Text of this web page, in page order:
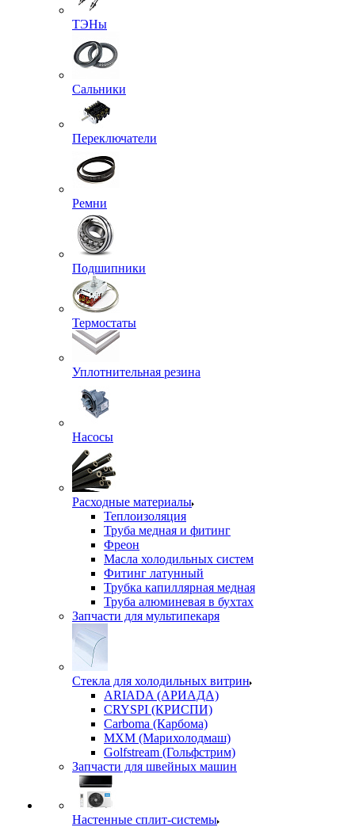
ТЭНы
Сальники
Переключатели
Ремни
Подшипники
Термостаты
Уплотнительная резина
Насосы
Расходные материалы
Теплоизоляция
Труба медная и фитинг
Фреон
Масла холодильных систем
Фитинг латунный
Трубка капиллярная медная
Труба алюминевая в бухтах
Запчасти для мультипекаря
Стекла для холодильных витрин
ARIADA (АРИАДА)
CRYSPI (КРИСПИ)
Carboma (Карбома)
MXM (Марихолодмаш)
Golfstream (Гольфстрим)
Запчасти для швейных машин
Настенные сплит-системы